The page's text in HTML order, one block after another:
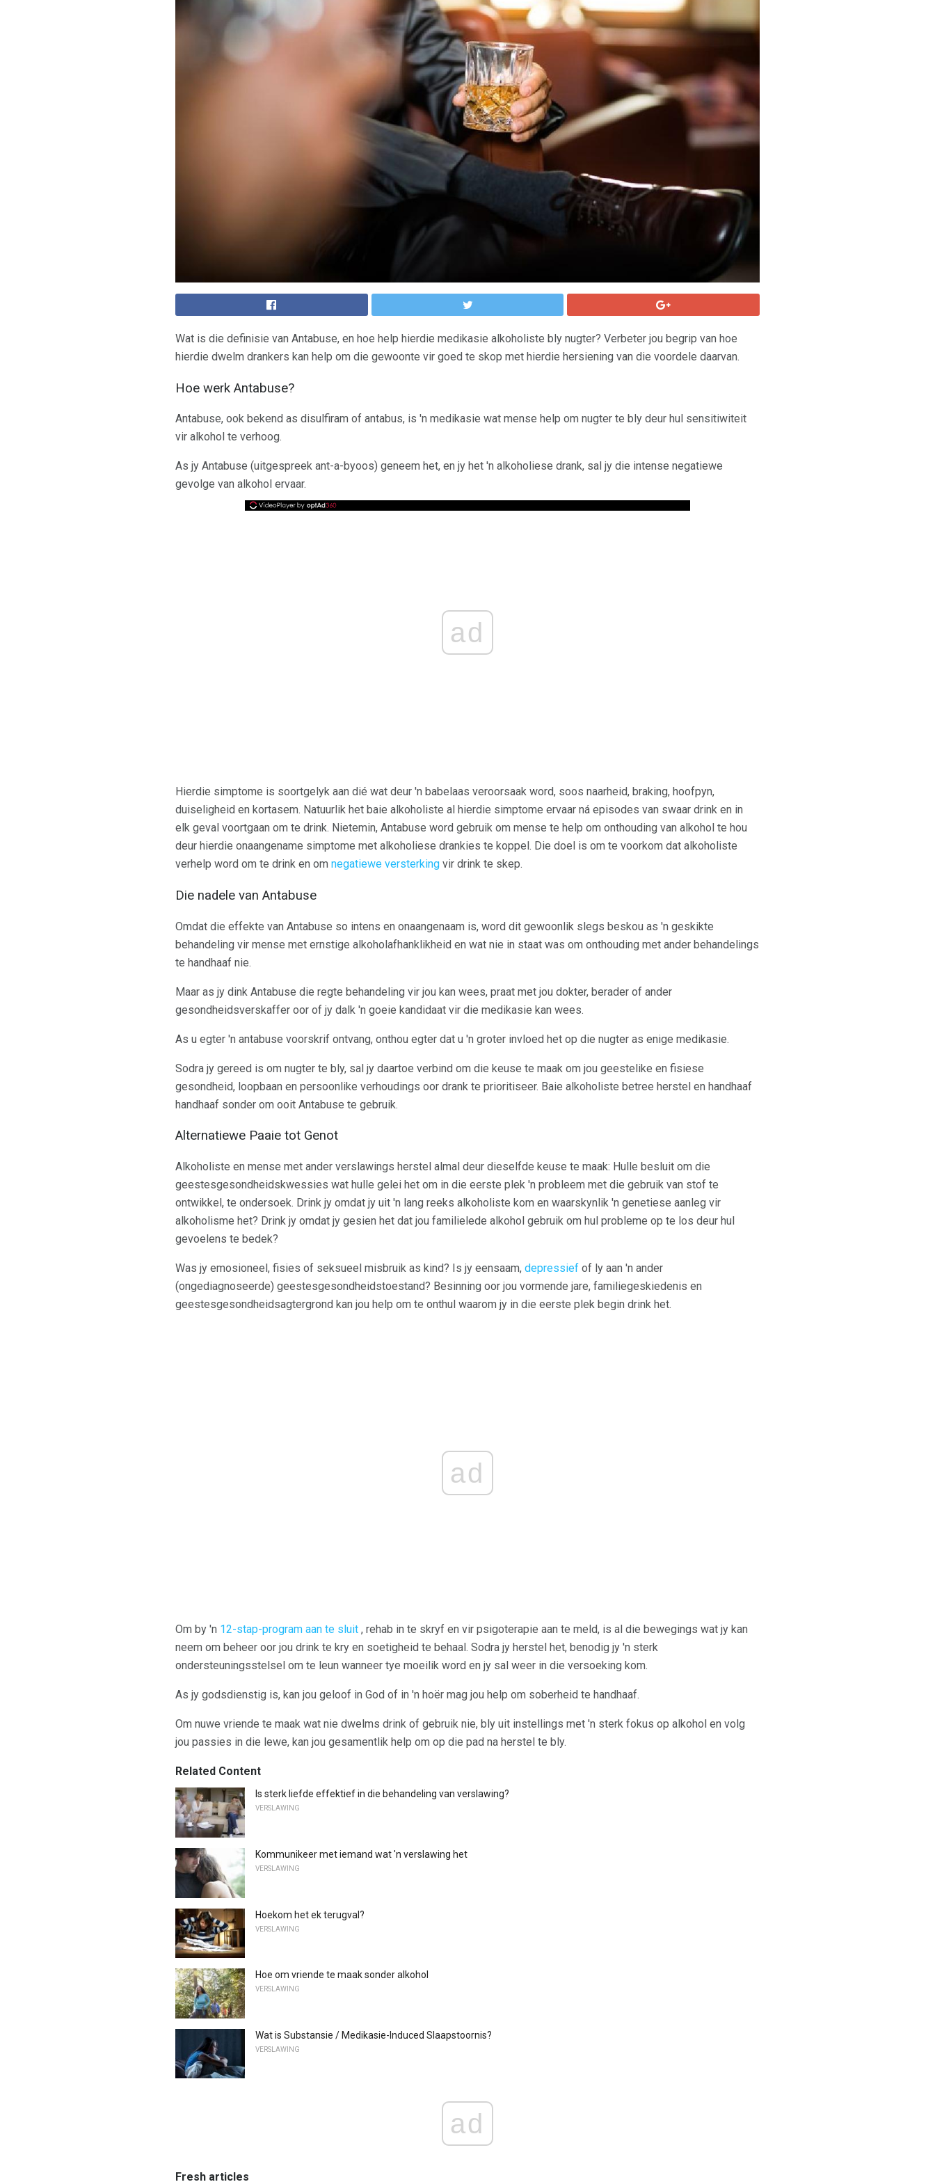
Wat is die definisie van Antabuse, en hoe help hierdie medikasie alkoholiste bly nugter? Verbeter jou begrip van hoe
hierdie dwelm drankers kan help om die gewoonte vir goed te skop met hierdie hersiening van die voordele daarvan.
Hoe werk Antabuse?
Antabuse, ook bekend as disulfiram of antabus, is 'n medikasie wat mense help om nugter te bly deur hul sensitiwiteit
vir alkohol te verhoog.
As jy Antabuse (uitgespreek ant-a-byoos) geneem het, en jy het 'n alkoholiese drank, sal jy die intense negatiewe
gevolge van alkohol ervaar.
ad
Hierdie simptome is soortgelyk aan dié wat deur 'n babelaas veroorsaak word, soos naarheid, braking, hoofpyn,
duiseligheid en kortasem. Natuurlik het baie alkoholiste al hierdie simptome ervaar ná episodes van swaar drink en in
elk geval voortgaan om te drink. Nietemin, Antabuse word gebruik om mense te help om onthouding van alkohol te hou
deur hierdie onaangename simptome met alkoholiese drankies te koppel. Die doel is om te voorkom dat alkoholiste
verhelp word om te drink en om negatiewe versterking vir drink te skep.
Die nadele van Antabuse
Omdat die effekte van Antabuse so intens en onaangenaam is, word dit gewoonlik slegs beskou as 'n geskikte
behandeling vir mense met ernstige alkoholafhanklikheid en wat nie in staat was om onthouding met ander behandelings
te handhaaf nie.
Maar as jy dink Antabuse die regte behandeling vir jou kan wees, praat met jou dokter, berader of ander
gesondheidsverskaffer oor of jy dalk 'n goeie kandidaat vir die medikasie kan wees.
As u egter 'n antabuse voorskrif ontvang, onthou egter dat u 'n groter invloed het op die nugter as enige medikasie.
Sodra jy gereed is om nugter te bly, sal jy daartoe verbind om die keuse te maak om jou geestelike en fisiese
gesondheid, loopbaan en persoonlike verhoudings oor drank te prioritiseer. Baie alkoholiste betree herstel en handhaaf
handhaaf sonder om ooit Antabuse te gebruik.
Alternatiewe Paaie tot Genot
Alkoholiste en mense met ander verslawings herstel almal deur dieselfde keuse te maak: Hulle besluit om die
geestesgesondheidskwessies wat hulle gelei het om in die eerste plek 'n probleem met die gebruik van stof te
ontwikkel, te ondersoek. Drink jy omdat jy uit 'n lang reeks alkoholiste kom en waarskynlik 'n genetiese aanleg vir
alkoholisme het? Drink jy omdat jy gesien het dat jou familielede alkohol gebruik om hul probleme op te los deur hul
gevoelens te bedek?
Was jy emosioneel, fisies of seksueel misbruik as kind? Is jy eensaam, depressief of ly aan 'n ander
(ongediagnoseerde) geestesgesondheidstoestand? Besinning oor jou vormende jare, familiegeskiedenis en
geestesgesondheidsagtergrond kan jou help om te onthul waarom jy in die eerste plek begin drink het.
ad
Om by 'n 12-stap-program aan te sluit , rehab in te skryf en vir psigoterapie aan te meld, is al die bewegings wat jy kan
neem om beheer oor jou drink te kry en soetigheid te behaal. Sodra jy herstel het, benodig jy 'n sterk
ondersteuningsstelsel om te leun wanneer tye moeilik word en jy sal weer in die versoeking kom.
As jy godsdienstig is, kan jou geloof in God of in 'n hoër mag jou help om soberheid te handhaaf.
Om nuwe vriende te maak wat nie dwelms drink of gebruik nie, bly uit instellings met 'n sterk fokus op alkohol en volg
jou passies in die lewe, kan jou gesamentlik help om op die pad na herstel te bly.
Related Content
Is sterk liefde effektief in die behandeling van verslawing?
VERSLAWING
Kommunikeer met iemand wat 'n verslawing het
VERSLAWING
Hoekom het ek terugval?
VERSLAWING
Hoe om vriende te maak sonder alkohol
VERSLAWING
Wat is Substansie / Medikasie-Induced Slaapstoornis?
VERSLAWING
ad
Fresh articles